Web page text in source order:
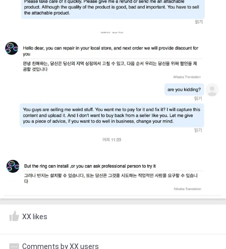
XX likes
Comments by XX users